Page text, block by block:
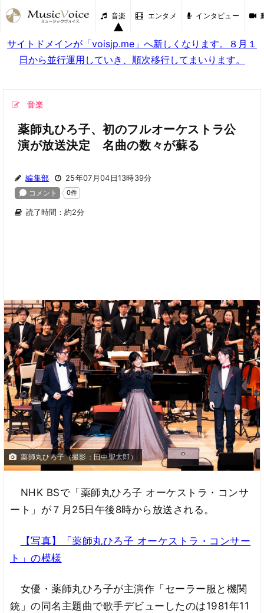
音楽 エンタメ インタビュー
サイトドメインが「voisjp.me」へ新しくなります。８月１
日から並行運用していき、順次移行してまいります。
音楽
薬師丸ひろ子、初のフルオーケストラ公
演が放送決定 名曲の数々が蘇る
編集部 25年07月04日13時39分
読了時間：約2分
薬師丸ひろ子（撮影：田中聖太郎）
NHK BSで「薬師丸ひろ子 オーケストラ・コンサ
ート」が７月25日午後8時から放送される。
【写真】「薬師丸ひろ子 オーケストラ・コンサー
ト」の模様
女優・薬師丸ひろ子が主演作「セーラー服と機関
銃」の同名主題曲で歌手デビューしたのは1981年11